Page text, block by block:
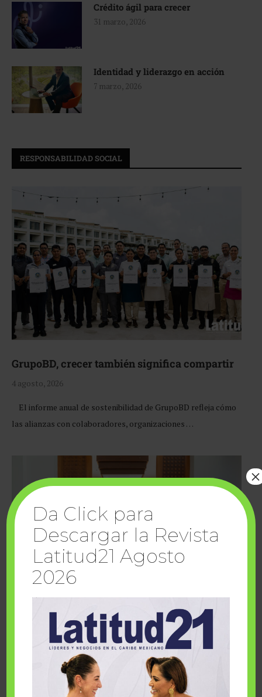
Crédito ágil para crecer
31 marzo, 2026
Identidad y liderazgo en acción
7 marzo, 2026
RESPONSABILIDAD SOCIAL
GrupoBD, crecer también significa compartir
4 agosto, 2026
El informe anual de sostenibilidad de GrupoBD refleja cómo
las alianzas con colaboradores, organizaciones …
Cuando la solidaridad inspira; cumplen
sueños Fairmont Mayakoba y Make-A-Wish
Da Click para
Descargar la Revista
Latitud21 Agosto
2026
×